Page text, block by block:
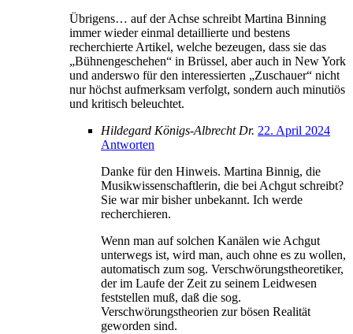
Übrigens… auf der Achse schreibt Martina Binning
immer wieder einmal detaillierte und bestens
recherchierte Artikel, welche bezeugen, dass sie das
„Bühnengeschehen“ in Brüssel, aber auch in New York
und anderswo für den interessierten „Zuschauer“ nicht
nur höchst aufmerksam verfolgt, sondern auch minutiös
und kritisch beleuchtet.
Hildegard Königs-Albrecht Dr. 22. April 2024
Antworten
Danke für den Hinweis. Martina Binnig, die
Musikwissenschaftlerin, die bei Achgut schreibt?
Sie war mir bisher unbekannt. Ich werde
recherchieren.
Wenn man auf solchen Kanälen wie Achgut
unterwegs ist, wird man, auch ohne es zu wollen,
automatisch zum sog. Verschwörungstheoretiker,
der im Laufe der Zeit zu seinem Leidwesen
feststellen muß, daß die sog.
Verschwörungstheorien zur bösen Realität
geworden sind.